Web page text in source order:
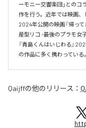
ーモニー交響楽団」との
作を行う。近年では映画、
2024年公開の映画『帰っ
産型リコ -最後のプラモ女
『青島くんはいじわる』
の作品に多く携わっている。
Qaijffの他のリリース：